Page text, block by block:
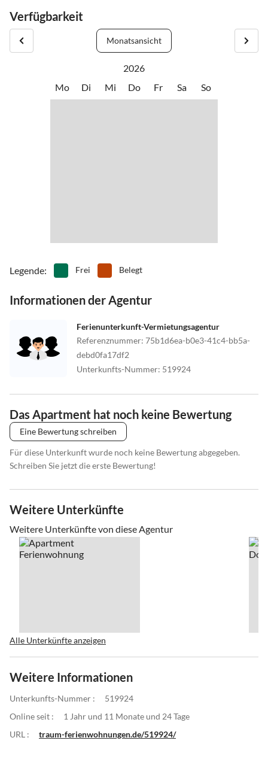
Verfügbarkeit
Monatsansicht
2026
Mo
Di Mi Do Fr Sa So
Legende: Frei Belegt
Informationen der Agentur
Ferienunterkunft-Vermietungsagentur
Referenznummer: 75b1d6ea-b0e3-41c4-bb5a-
debd0fa17df2
Unterkunfts-Nummer: 519924
Das Apartment hat noch keine Bewertung
Eine Bewertung schreiben
Für diese Unterkunft wurde noch keine Bewertung abgegeben.
Schreiben Sie jetzt die erste Bewertung!
Weitere Unterkünfte
Weitere Unterkünfte von diese Agentur
Alle Unterkünfte anzeigen
Weitere Informationen
Unterkunfts-Nummer :
519924
Online seit :
1 Jahr und 11 Monate und 24 Tage
URL :
traum-ferienwohnungen.de/519924/